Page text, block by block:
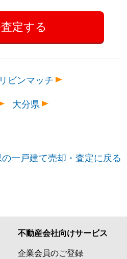
ビンマッチ
大分県
一戸建て売却・査定に戻る
不動産会社向けサービス
企業会員のご登録